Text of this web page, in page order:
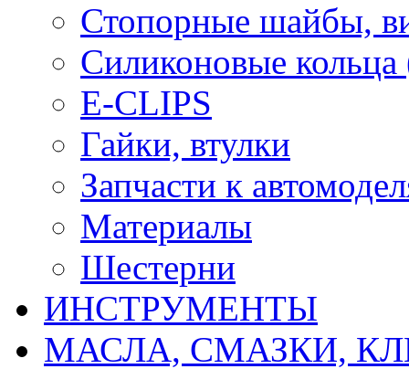
Стопорные шайбы,
Силиконовые
E-CLIPS
Гайки, втулки
Запчасти к
Материалы
Шестерни
ИНСТРУМЕНТЫ
МАСЛА, СМАЗКИ,